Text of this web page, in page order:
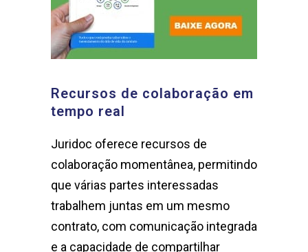
Recursos de colaboração em
tempo real
Juridoc oferece recursos de
colaboração momentânea, permitindo
que várias partes interessadas
trabalhem juntas em um mesmo
contrato, com comunicação integrada
e a capacidade de compartilhar